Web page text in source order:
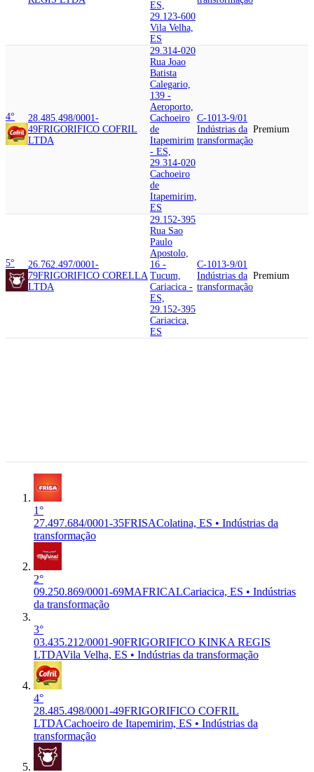
ES,
29.123-600
Vila Velha,
ES
4°
28.485.498/0001-
49FRIGORIFICO COFRIL
LTDA
29.314-020
Rua Joao
Batista
Calegario,
139 -
Aeroporto,
Cachoeiro
de
Itapemirim
- ES,
29.314-020
Cachoeiro
de
Itapemirim,
ES
C-1013-9/01
Indústrias da
transformação
Premium
5°
26.762.497/0001-
79FRIGORIFICO CORELLA
LTDA
29.152-395
Rua Sao
Paulo
Apostolo,
16 -
Tucum,
Cariacica -
ES,
29.152-395
Cariacica,
ES
C-1013-9/01
Indústrias da
transformação
Premium
1°
27.497.684/0001-35FRISAColatina, ES • Indústrias da
transformação
2°
09.250.869/0001-69MAFRICALCariacica, ES • Indústrias
da transformação
3°
03.435.212/0001-90FRIGORIFICO KINKA REGIS
LTDAVila Velha, ES • Indústrias da transformação
4°
28.485.498/0001-49FRIGORIFICO COFRIL
LTDACachoeiro de Itapemirim, ES • Indústrias da
transformação